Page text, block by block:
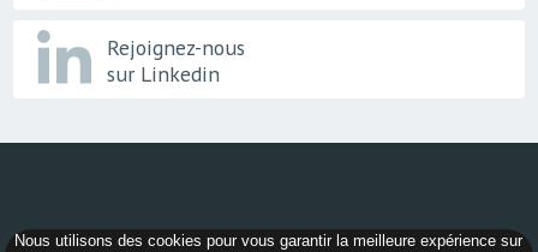
Rejoignez-nous
sur Linkedin
Nous utilisons des cookies pour vous garantir la meilleure expérience sur